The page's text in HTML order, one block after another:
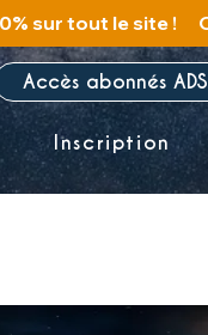
Accès abonnés ADS
Inscription